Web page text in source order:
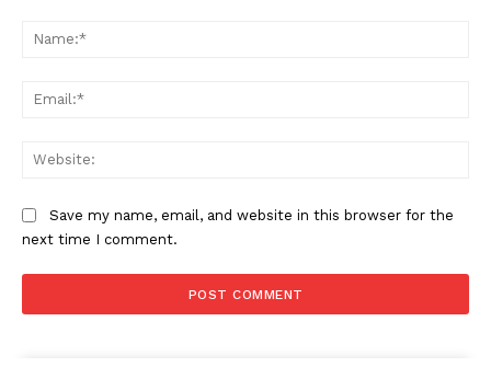
Save my name, email, and website in this browser for the
next time I comment.